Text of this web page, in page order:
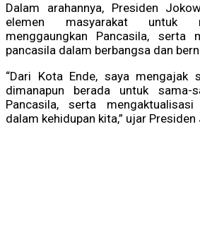
Dalam arahannya, Presiden
elemen masyarakat untuk
menggaungkan Pancasila, serta
pancasila dalam berbangsa dan
“Dari Kota Ende, saya mengajak
dimanapun berada untuk sama-
Pancasila, serta
dalam kehidupan kita,” ujar